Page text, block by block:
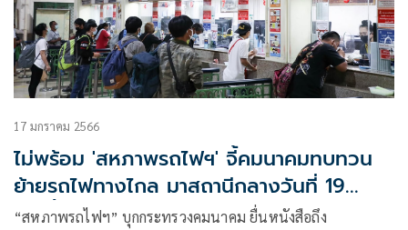
17 มกราคม 2566
ไม่พร้อม 'สหภาพรถไฟฯ' จี้คมนาคมทบทวน
ย้ายรถไฟทางไกล มาสถานีกลางวันที่ 19
ม.ค.นี้
“สหภาพรถไฟฯ” บุกกระทรวงคมนาคม ยื่นหนังสือถึง